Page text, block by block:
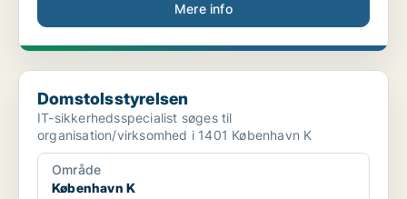
Mere info
Domstolsstyrelsen
Domstolsstyrelsen
IT-sikkerhedsspecialist søges til
organisation/virksomhed i 1401 København K
Område
København K